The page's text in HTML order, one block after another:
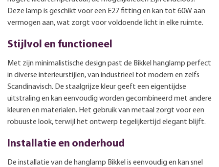
Deze lamp is geschikt voor een E27 fitting en kan tot 60W aan
vermogen aan, wat zorgt voor voldoende licht in elke ruimte.
Stijlvol en functioneel
Met zijn minimalistische design past de Bikkel hanglamp perfect
in diverse interieurstijlen, van industrieel tot modern en zelfs
Scandinavisch. De staalgrijze kleur geeft een eigentijdse
uitstraling en kan eenvoudig worden gecombineerd met andere
kleuren en materialen. Het gebruik van metaal zorgt voor een
robuuste look, terwijl het ontwerp tegelijkertijd elegant blijft.
Installatie en onderhoud
De installatie van de hanglamp Bikkel is eenvoudig en kan snel